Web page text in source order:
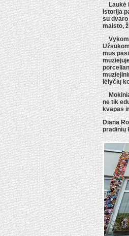
Laukė
istorija
su
maisto,
Vykome
mus
lėlyčių
Mokiniai
ne tik
kvapas
Diana
pradinių